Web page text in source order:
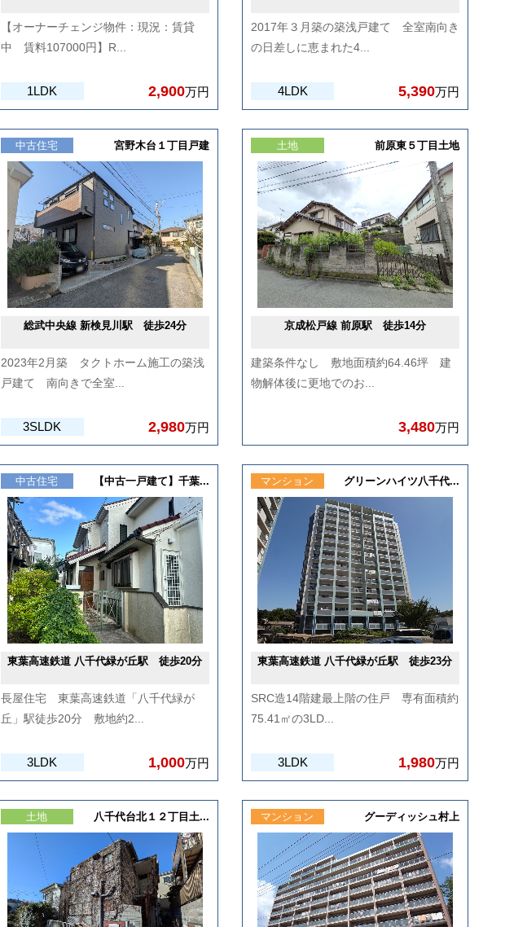
【オーナーチェンジ物件：現況：賃貸
中 賃料107000円】R...
1LDK 2,900万円
2017年３月築の築浅戸建て 全室南向き
の日差しに恵まれた4...
4LDK 5,390万円
中古住宅 宮野木台１丁目戸建
総武中央線 新検見川駅 徒歩24分
2023年2月築 タクトホーム施工の築浅
戸建て 南向きで全室...
3SLDK 2,980万円
土地 前原東５丁目土地
京成松戸線 前原駅 徒歩14分
建築条件なし 敷地面積約64.46坪 建
物解体後に更地でのお...
3,480万円
中古住宅 【中古一戸建て】千葉...
東葉高速鉄道 八千代緑が丘駅 徒歩20分
長屋住宅 東葉高速鉄道「八千代緑が
丘」駅徒歩20分 敷地約2...
3LDK 1,000万円
マンション グリーンハイツ八千代...
東葉高速鉄道 八千代緑が丘駅 徒歩23分
SRC造14階建最上階の住戸 専有面積約
75.41㎡の3LD...
3LDK 1,980万円
土地 八千代台北１２丁目土... マンション グーディッシュ村上